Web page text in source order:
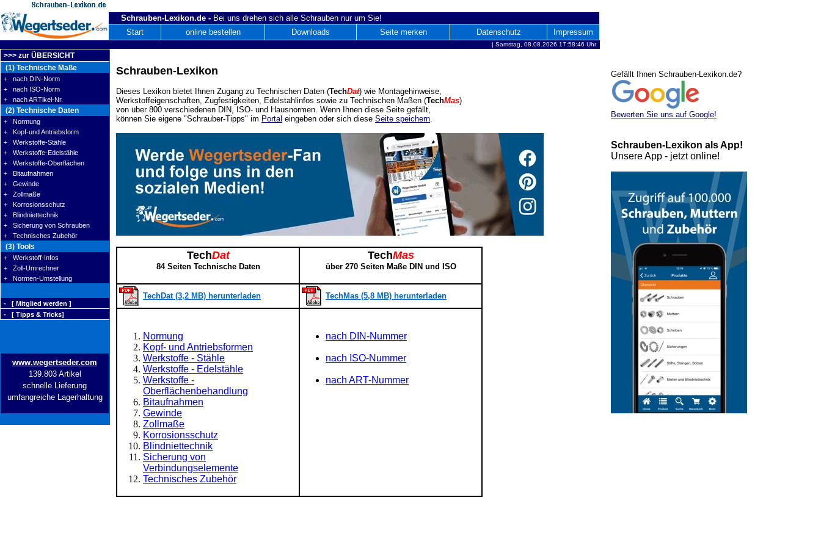
Schrauben-Lexikon.de - Bei uns drehen sich alle Schrauben nur um Sie!
Start
online bestellen Downloads Seite merken Datenschutz Impressum
| Samstag, 08.08.2026 17:58:46 Uhr
>>> zur ÜBERSICHT
(1) Technische Maße
+ nach DIN-Norm
+ nach ISO-Norm
+ nach ARTikel-Nr.
(2) Technische Daten
+ Normung
+ Kopf-und Antriebsform
+ Werkstoffe-Stähle
+ Werkstoffe-Edelstähle
+ Werkstoffe-Oberflächen
+ Bitaufnahmen
+ Gewinde
+ Zollmaße
+ Korrosionsschutz
+ Blindniettechnik
+ Sicherung von Schrauben
+ Technisches Zubehör
(3) Tools
+ Werkstoff-Infos
+ Zoll-Umrechner
+ Normen-Umstellung
- [ Mitglied werden ]
- [ Tipps & Tricks]
www.wegertseder.com
139.803 Artikel
schnelle Lieferung
umfangreiche Lagerhaltung
Schrauben-Lexikon
Dieses Lexikon bietet Ihnen Zugang zu Technischen Daten (TechDat) wie Montagehinweise,
Werkstoffeigenschaften, Zugfestigkeiten, Edelstahlinfos sowie zu Technischen Maßen (TechMas)
von über 800 verschiedenen DIN, ISO- und Hausnormen. Wenn Ihnen diese Seite gefällt,
können Sie eigene "Schrauber-Tipps" im Portal eingeben oder sich diese Seite speichern.
TechDat
84 Seiten Technische Daten
TechMas
über 270 Seiten Maße DIN und ISO
TechDat (3,2 MB) herunterladen TechMas (5,8 MB) herunterladen
Normung
Kopf- und Antriebsformen
Werkstoffe - Stähle
Werkstoffe - Edelstähle
Werkstoffe -
Oberflächenbehandlung
Bitaufnahmen
Gewinde
Zollmaße
Korrosionsschutz
Blindniettechnik
Sicherung von
Verbindungselemente
Technisches Zubehör
nach DIN-Nummer
nach ISO-Nummer
nach ART-Nummer
Gefällt Ihnen Schrauben-Lexikon.de?
Bewerten Sie uns auf Google!
Schrauben-Lexikon als App!
Unsere App - jetzt online!